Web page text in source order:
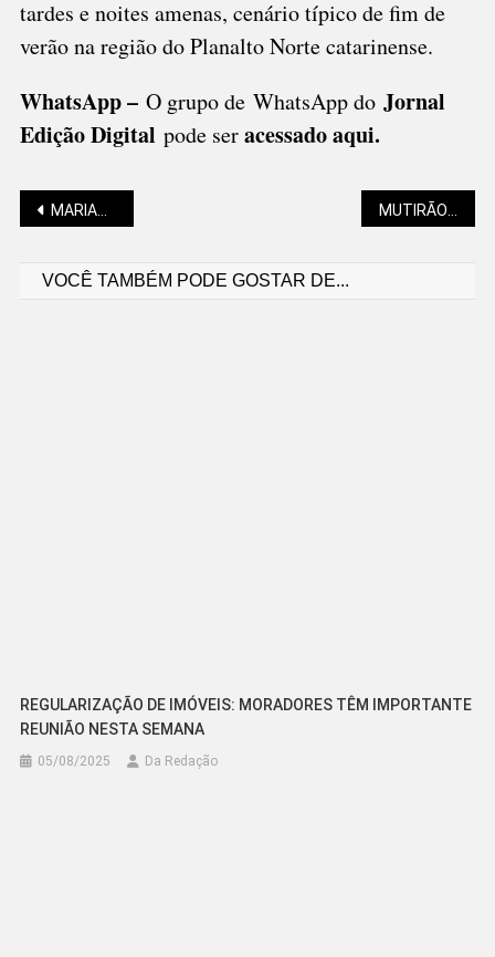
tardes e noites amenas, cenário típico de fim de
verão na região do Planalto Norte catarinense.
WhatsApp – O grupo de WhatsApp do Jornal
Edição Digital pode seracessado aqui.
Navegação
MARIANO SOLTYS: FILME “OPPENHEIMER”, LIVRO “ARTE DA GUERRA” E O GITA
VOCÊ TAMBÉM PODE GOSTAR DE...
REGULARIZAÇÃO DE IMÓVEIS: MORADORES TÊM IMPORTANTE
REUNIÃO NESTA SEMANA
05/08/2025 Da Redação